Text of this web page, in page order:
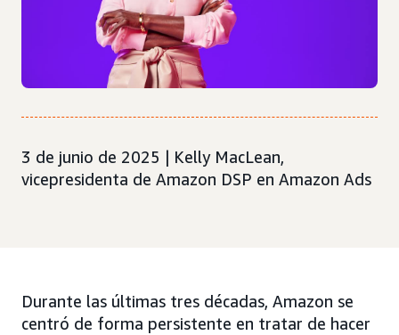
3 de junio de 2025 | Kelly MacLean,
vicepresidenta de Amazon DSP en Amazon Ads
Durante las últimas tres décadas, Amazon se
centró de forma persistente en tratar de hacer